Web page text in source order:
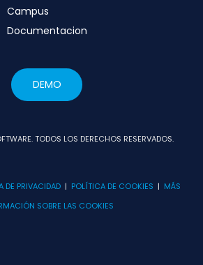
Campus
Documentacion
DEMO
TODOS LOS DERECHOS RESERVADOS.
DE PRIVACIDAD | POLÍTICA DE COOKIES | MÁS
SOBRE LAS COOKIES